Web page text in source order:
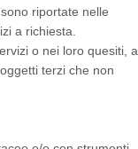
riportate nelle
a richiesta.
o nei loro quesiti, a
terzi che non